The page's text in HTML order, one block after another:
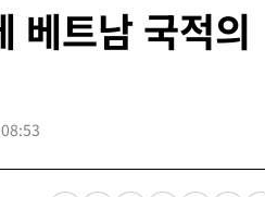
베트남 국적의